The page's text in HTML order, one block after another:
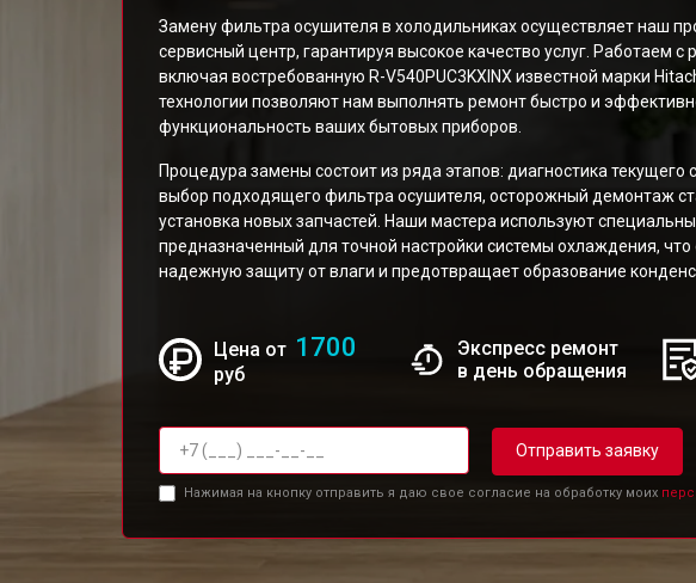
Замену фильтра осушителя в холодильниках осуществляет наш
сервисный центр, гарантируя высокое качество услуг. Работаем
включая востребованную R-V540PUC3KXINX известной марки
технологии позволяют нам выполнять ремонт быстро и
функциональность ваших бытовых приборов.
Процедура замены состоит из ряда этапов: диагностика текущего
выбор подходящего фильтра осушителя, осторожный демонтаж
установка новых запчастей. Наши мастера используют
предназначенный для точной настройки системы охлаждения, что
надежную защиту от влаги и предотвращает образование
Цена от 1700
руб
Экспресс ремонт
в день обращения
Отправить заявку
Нажимая на кнопку отправить я даю свое согласие на обработку моих